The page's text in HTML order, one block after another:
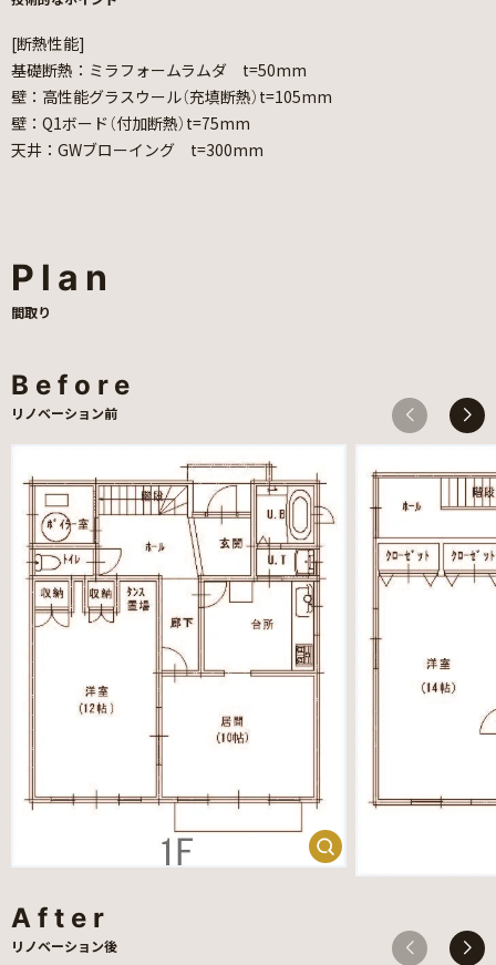
[断熱性能]
基礎断熱：ミラフォームラムダ t=50mm
壁：高性能グラスウール（充填断熱）t=105mm
壁：Q1ボード（付加断熱）t=75mm
天井：GWブローイング t=300mm
Plan
間取り
Before
リノベーション前
After
リノベーション後